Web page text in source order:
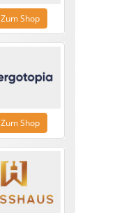
Zum Shop
Zum Shop